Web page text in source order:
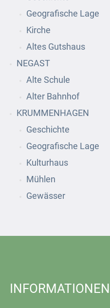
Geografische Lage
Kirche
Altes Gutshaus
NEGAST
Alte Schule
Alter Bahnhof
KRUMMENHAGEN
Geschichte
Geografische Lage
Kulturhaus
Mühlen
Gewässer
INFORMATIONEN